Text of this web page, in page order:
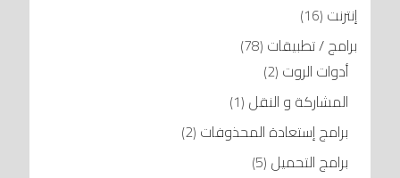
إنترنت (16)
برامج / تطبيقات (78)
أدوات الروت (2)
المشاركة و النقل (1)
برامج إستعادة المحذوفات (2)
برامج التحميل (5)